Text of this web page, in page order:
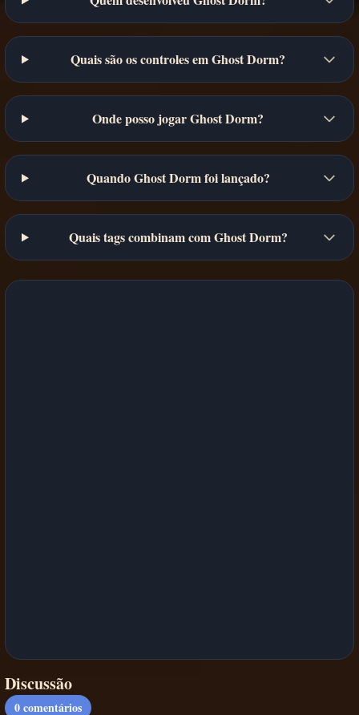
Quais são os controles em Ghost Dorm?
Onde posso jogar Ghost Dorm?
Quando Ghost Dorm foi lançado?
Quais tags combinam com Ghost Dorm?
Discussão
0comentários